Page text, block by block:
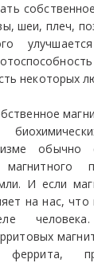
шеи, плеч,
некоторых
обычно
И если
на нас,
феррита,